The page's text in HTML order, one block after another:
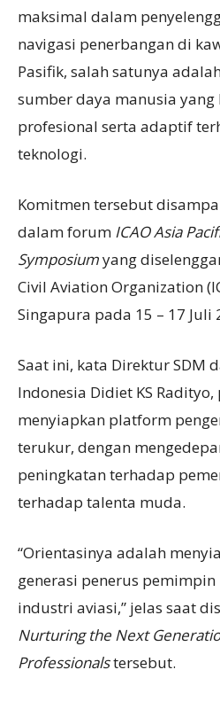
maksimal dalam
navigasi penerbangan di
Pasifik, salah satunya
sumber daya manusia yang
profesional serta adaptif
teknologi.
Komitmen tersebut
dalam forum ICAO Asia
Symposiumyang
Civil Aviation Organization
Singapura pada 15 – 17 Juli
Saat ini, kata Direktur SDM
Indonesia Didiet KS
menyiapkan platform
terukur, dengan
peningkatan terhadap
terhadap talenta muda.
“Orientasinya adalah
generasi penerus
industri aviasi,” jelas saat
Nurturing the Next
Professionalstersebut.